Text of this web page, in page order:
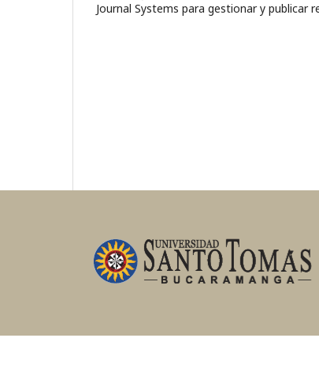
Journal Systems para gestionar y publicar